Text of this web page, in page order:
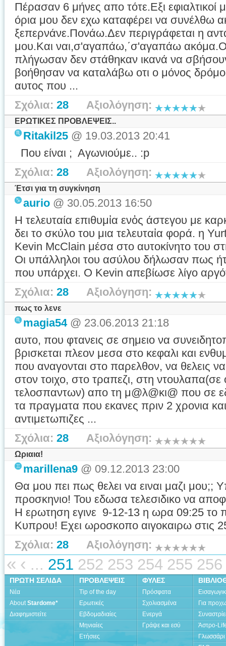
Πέρασαν 6 μήνες απο τότε.Εξι
όρια μου δεν εχω καταφέρει να συνέλθω
ξεπερνάνε.Πονάω.Δεν περιγράφεται η
μου.Και ναι,σ'αγαπάω,΄σ'αγαπάω
πλήγωσαν δεν στάθηκαν ικανά να
βοήθησαν να καταλάβω οτι ο μόνος
αυτος που ...
Σχόλια: 28 Αξιολόγηση:
ΕΡΩΤΙΚΕΣ ΠΡΟΒΛΕΨΕΙΣ..
Ritakil25 @ 19.03.2013 20:41
Που είναι ; Αγωνιούμε.. :p
Σχόλια: 28 Αξιολόγηση:
Έτσι για τη συγκίνηση
aurio @ 30.05.2013 16:50
Η τελευταία επιθυμἰα ενὀς άστεγου με
δει το σκύλο του μια τελευταἰα φορά. η
Kevin McClain μέσα στο αυτοκίνητο του
Οι υπάλληλοι του ασύλου δήλωσαν πως
που υπάρχει. Ο Kevin απεβίωσε λίγο
Σχόλια: 28 Αξιολόγηση:
πως το λενε
magia54@ 23.06.2013 21:18
αυτο, που φτανεις σε σημειο να
βρισκεται πλεον μεσα στο κεφαλι και
που αναγονται στο παρελθον, να θελεις
στον τοιχο, στο τραπεζι, στη ντουλαπα(σε
τελοσπαντων) απο τη μ@λ@κι@ που σε
τα πραγματα που εκανες πριν 2 χρονια
αντιμετωπιζες ...
Σχόλια: 28 Αξιολόγηση:
Ωριαια!
marillena9 @ 09.12.2013 23:00
Θα μου πει πως θελει να ειναι μαζι μου;;
προσκηνιο! Του εδωσα τελεσιδικο να
Η ερωτηση εγινε 9-12-13 η ωρα 09:25 το
Κυπρου! Εχει ωροσκοπο αιγοκαιρω στις
Σχόλια: 28 Αξιολόγηση:
« ‹ ... 251 252 253 254 255 256
ΠΡΩΤΗ ΣΕΛΙΔΑ
Νέα
AboutStardome*
Διαφημιστείτε
ΠΡΟΒΛΕΨΕΙΣ
Tip of the day
Ερωτικές
Εβδομαδιαίες
Μηνιαίες
Ετήσιες
ΦΥΛΕΣ
Πρόσφατα
Σχολιασμένα
Ενεργά
Γράψε και εσύ
Για
Άστρο-
Γλωσσάρι